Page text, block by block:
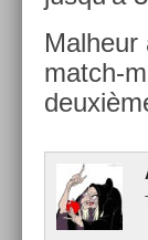
Mal­heur